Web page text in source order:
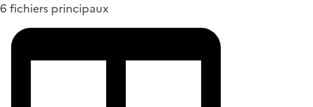
6 fichiers principaux